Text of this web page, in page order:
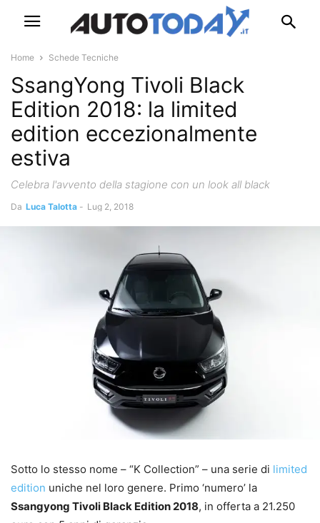
Home Schede Tecniche
SsangYong Tivoli Black
Edition 2018: la limited
edition eccezionalmente
estiva
Celebra l'avvento della stagione con un look all black
Da Luca Talotta - Lug 2, 2018
Sotto lo stesso nome – “K Collection” – una serie di limited
edition uniche nel loro genere. Primo ‘numero’ la
Ssangyong Tivoli Black Edition 2018, in offerta a 21.250